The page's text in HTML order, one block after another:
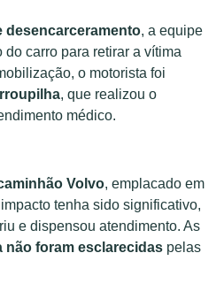
desencarceramento, a equipe
do carro para retirar a vítima
o motorista foi
, que realizou o
médico.
Volvo, emplacado em
tenha sido significativo,
e dispensou atendimento. As
não foram esclarecidas pelas